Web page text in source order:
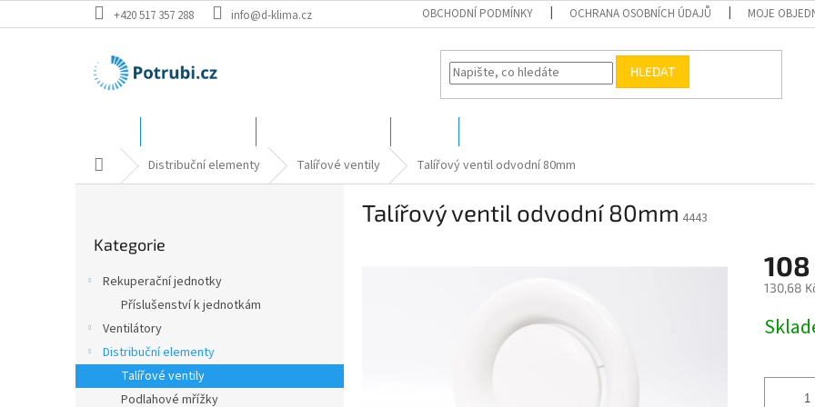
na
+420 517 357 288 info@d-klima.cz OBCHODNÍ PODMÍNKY OCHRANA OSOBNÍCH ÚDAJŮ MOJE
HLEDAT
Domů Distribuční elementy Talířové ventily Talířový ventil odvodní 80mm
a
kategorie
Kategorie
Rekuperační jednotky
Příslušenství k jednotkám
Ventilátory
Distribuční elementy
Talířové ventily
Podlahové mřížky
Talířový ventil odvodní 80mm 4443
108
130,68
cena: